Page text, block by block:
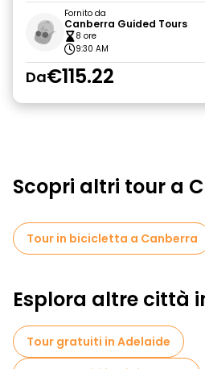
Fornito da
Canberra Guided Tours
8 ore
9:30 AM
Da€115.22
Scopri altri tour a
Tour in bicicletta a Canberra
Esplora altre città
Tour gratuiti in Adelaide